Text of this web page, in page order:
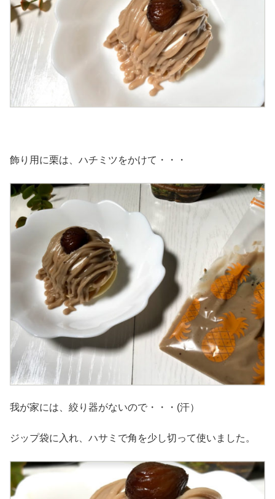
飾り用に栗は、ハチミツをかけて・・・
我が家には、絞り器がないので・・・(汗）
ジップ袋に入れ、ハサミで角を少し切って使いました。